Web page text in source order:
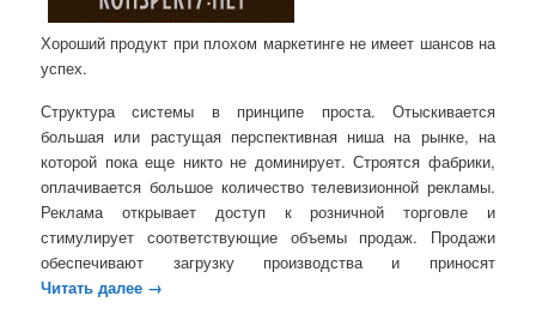
Хороший продукт при плохом маркетинге не имеет шансов на
успех.
Структура системы в принципе проста. Отыскивается
большая или растущая перспективная ниша на рынке, на
которой пока еще никто не доминирует. Строятся фабрики,
оплачивается большое количество телевизионной рекламы.
Реклама открывает доступ к розничной торговле и
стимулирует соответствующие объемы продаж. Продажи
обеспечивают загрузку производства и приносят
Читать далее →